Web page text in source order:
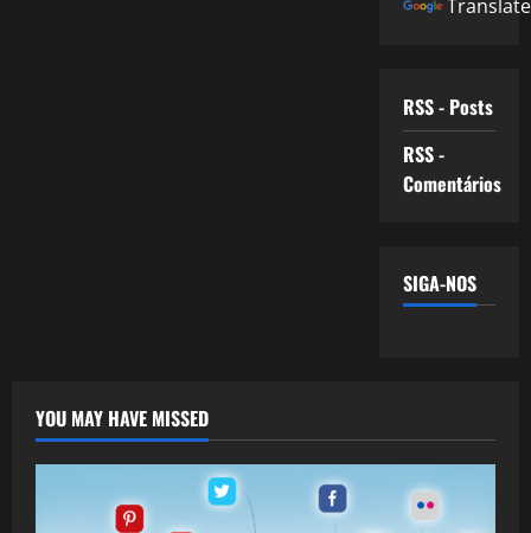
Translate
RSS - Posts
RSS -
Comentários
SIGA-NOS
YOU MAY HAVE MISSED